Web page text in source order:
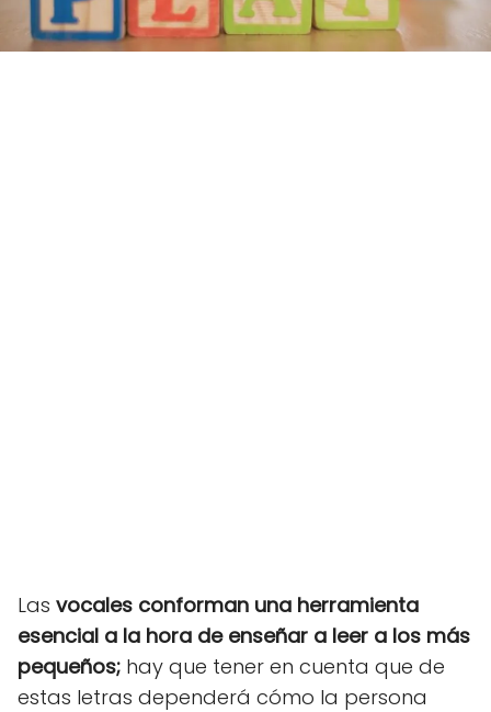
Las vocales conforman una herramienta
esencial a la hora de enseñar a leer a los más
pequeños; hay que tener en cuenta que de
estas letras dependerá cómo la persona